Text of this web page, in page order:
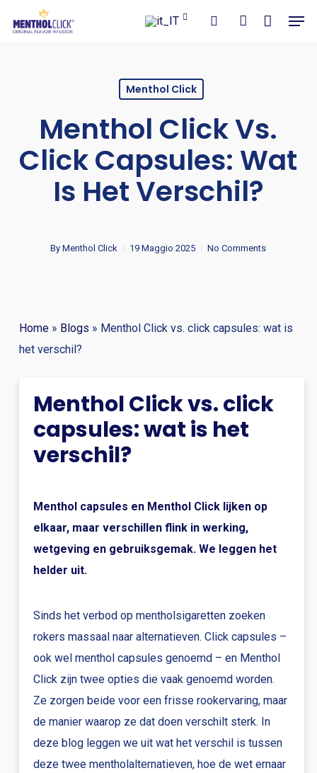
account
Carrello
Menthol Click
Menthol Click Vs.
Click Capsules: Wat
Is Het Verschil?
By Menthol Click 19 Maggio 2025 No Comments
Home» Blogs » Menthol Click vs. click capsules: wat is
het verschil?
Menthol Click vs. click
capsules: wat is het
verschil?
Menthol capsules en Menthol Click lijken op
elkaar, maar verschillen flink in werking,
wetgeving en gebruiksgemak. We leggen het
helder uit.
Sinds het verbod op mentholsigaretten zoeken
rokers massaal naar alternatieven. Click capsules –
ook wel menthol capsules genoemd – en Menthol
Click zijn twee opties die vaak genoemd worden.
Ze zorgen beide voor een frisse rookervaring, maar
de manier waarop ze dat doen verschilt sterk. In
deze blog leggen we uit wat het verschil is tussen
deze twee mentholalternatieven, hoe de wet ernaar